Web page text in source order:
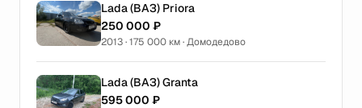
Lada (ВАЗ) Priora
250 000 ₽
2013 · 175 000 км · Домодедово
Lada (ВАЗ) Granta
595 000 ₽